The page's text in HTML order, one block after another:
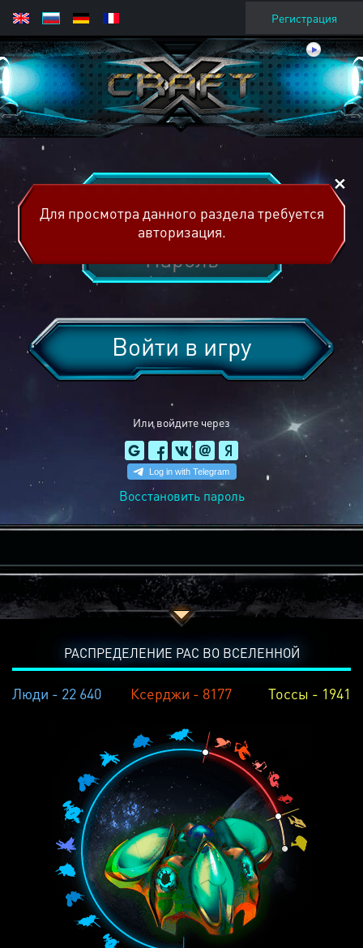
Регистрация
Или войдите через
Войти в игру
Восстановить пароль
Для просмотра данного раздела требуется
авторизация.
РАСПРЕДЕЛЕНИЕ РАС ВО ВСЕЛЕННОЙ
Люди - 22 640 Ксерджи - 8177 Тоссы - 1941